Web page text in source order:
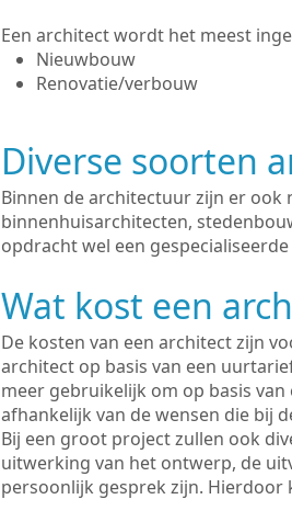
Een architect wordt het meest
Nieuwbouw
Renovatie/verbouw
Diverse soorten
Binnen de architectuur zijn er ook
binnenhuisarchitecten,
opdracht wel een
Wat kost een
De kosten van een architect zijn
architect op basis van een
meer gebruikelijk om op basis
afhankelijk van de wensen die bij
Bij een groot project zullen ook
uitwerking van het ontwerp, de
persoonlijk gesprek zijn.